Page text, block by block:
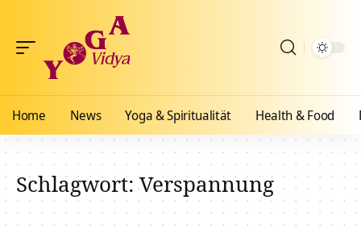
Home News Yoga & Spiritualität Health & Food
Schlagwort:Verspannung